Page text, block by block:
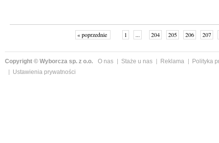
« poprzednie 1 ... 204 205 206 207
Copyright © Wyborcza sp. z o.o. O nas Staże u nas Reklama
Polityka
Ustawienia prywatności